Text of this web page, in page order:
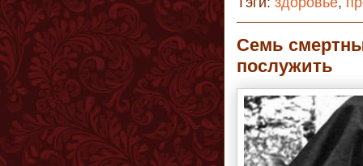
Семь
послужить